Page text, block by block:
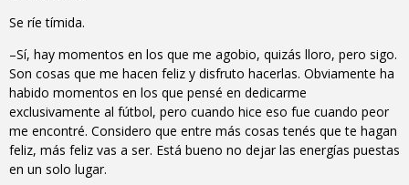
Se ríe tímida.
–Sí, hay momentos en los que me agobio, quizás lloro, pero sigo.
Son cosas que me hacen feliz y disfruto hacerlas. Obviamente ha
habido momentos en los que pensé en dedicarme
exclusivamente al fútbol, pero cuando hice eso fue cuando peor
me encontré. Considero que entre más cosas tenés que te hagan
feliz, más feliz vas a ser. Está bueno no dejar las energías puestas
en un solo lugar.